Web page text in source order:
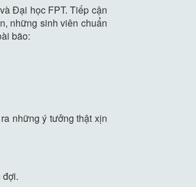
Đại học FPT. Tiếp cận
những sinh viên chuẩn
bão:
những ý tưởng thật xịn
đợi.